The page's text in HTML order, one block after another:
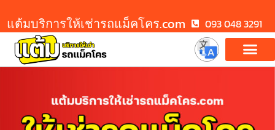
แต้มบริการให้เช่ารถแม็คโคร.com 093 048 3291